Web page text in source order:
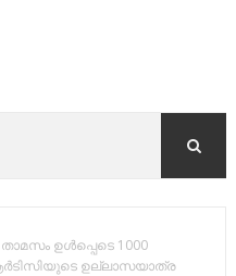
താമസം ഉൾപ്പെടെ 1000
ഉല്ലാസയാത്ര